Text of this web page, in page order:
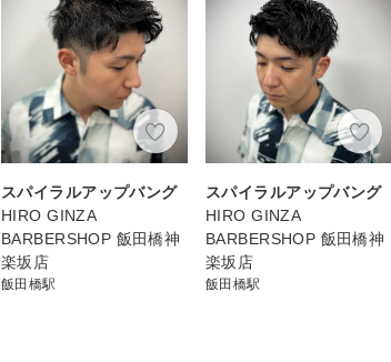
スパイラルアップバング
HIRO GINZA
BARBERSHOP 飯田橋神
楽坂店
飯田橋駅
スパイラルアップバング
HIRO GINZA
BARBERSHOP 飯田橋神
楽坂店
飯田橋駅